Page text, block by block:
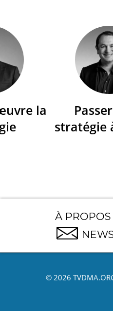
la
stratégie
À
© 2026